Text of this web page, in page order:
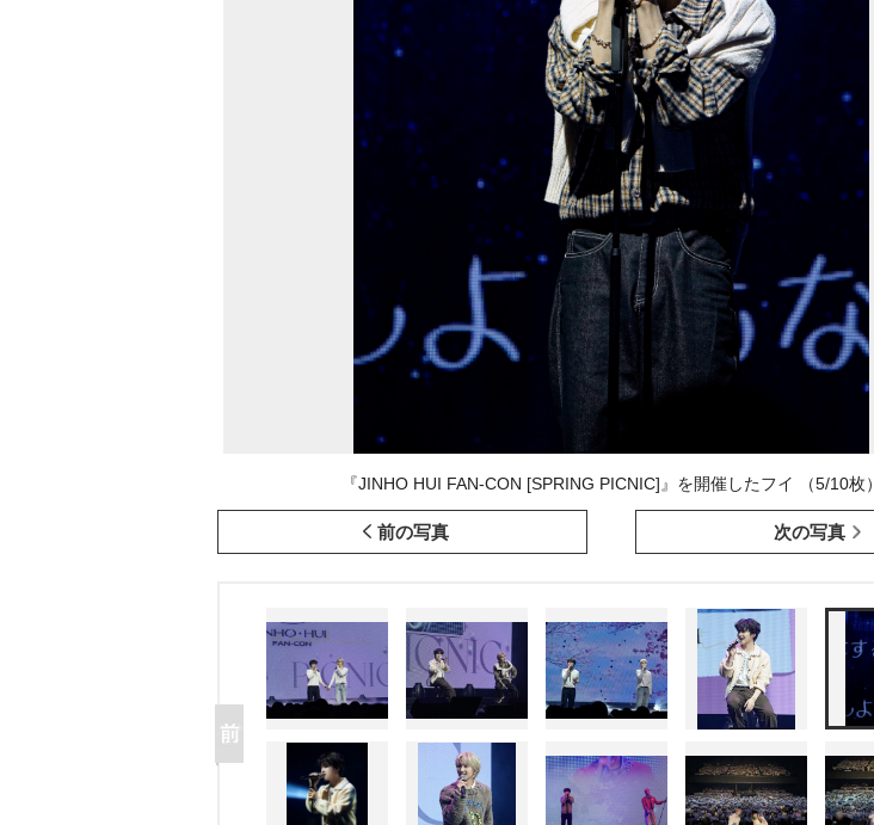
『JINHO HUI FAN-CON [SPRING PICNIC]』を開催したフイ （5/10枚）
前の写真 次の写真